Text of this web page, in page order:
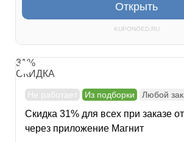
Открыть
KUPONOED.RU
31%
СКИДКА
Не работает
Из подборки Любой
Скидка 31% для всех при заказе
через приложение Магнит